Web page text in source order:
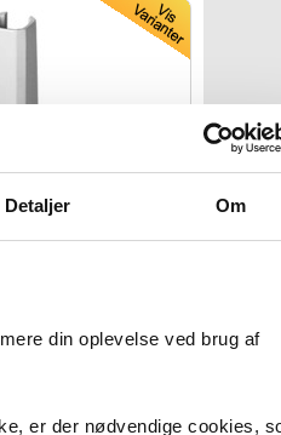
Detaljer Om
din oplevelse ved brug af
er der nødvendige cookies,